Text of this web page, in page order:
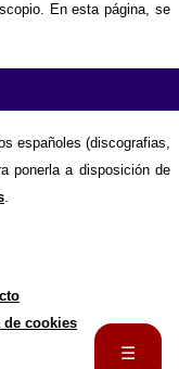
☰
En esta página, se
españoles (discografias,
ponerla a disposición de
cookies